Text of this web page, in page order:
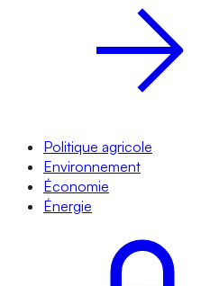
Politique agricole
Environnement
Économie
Énergie